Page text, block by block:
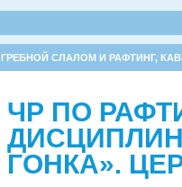
ГРЕБНОЙ СЛАЛОМ И РАФТИНГ,
ЧР ПО
ГОНКА».